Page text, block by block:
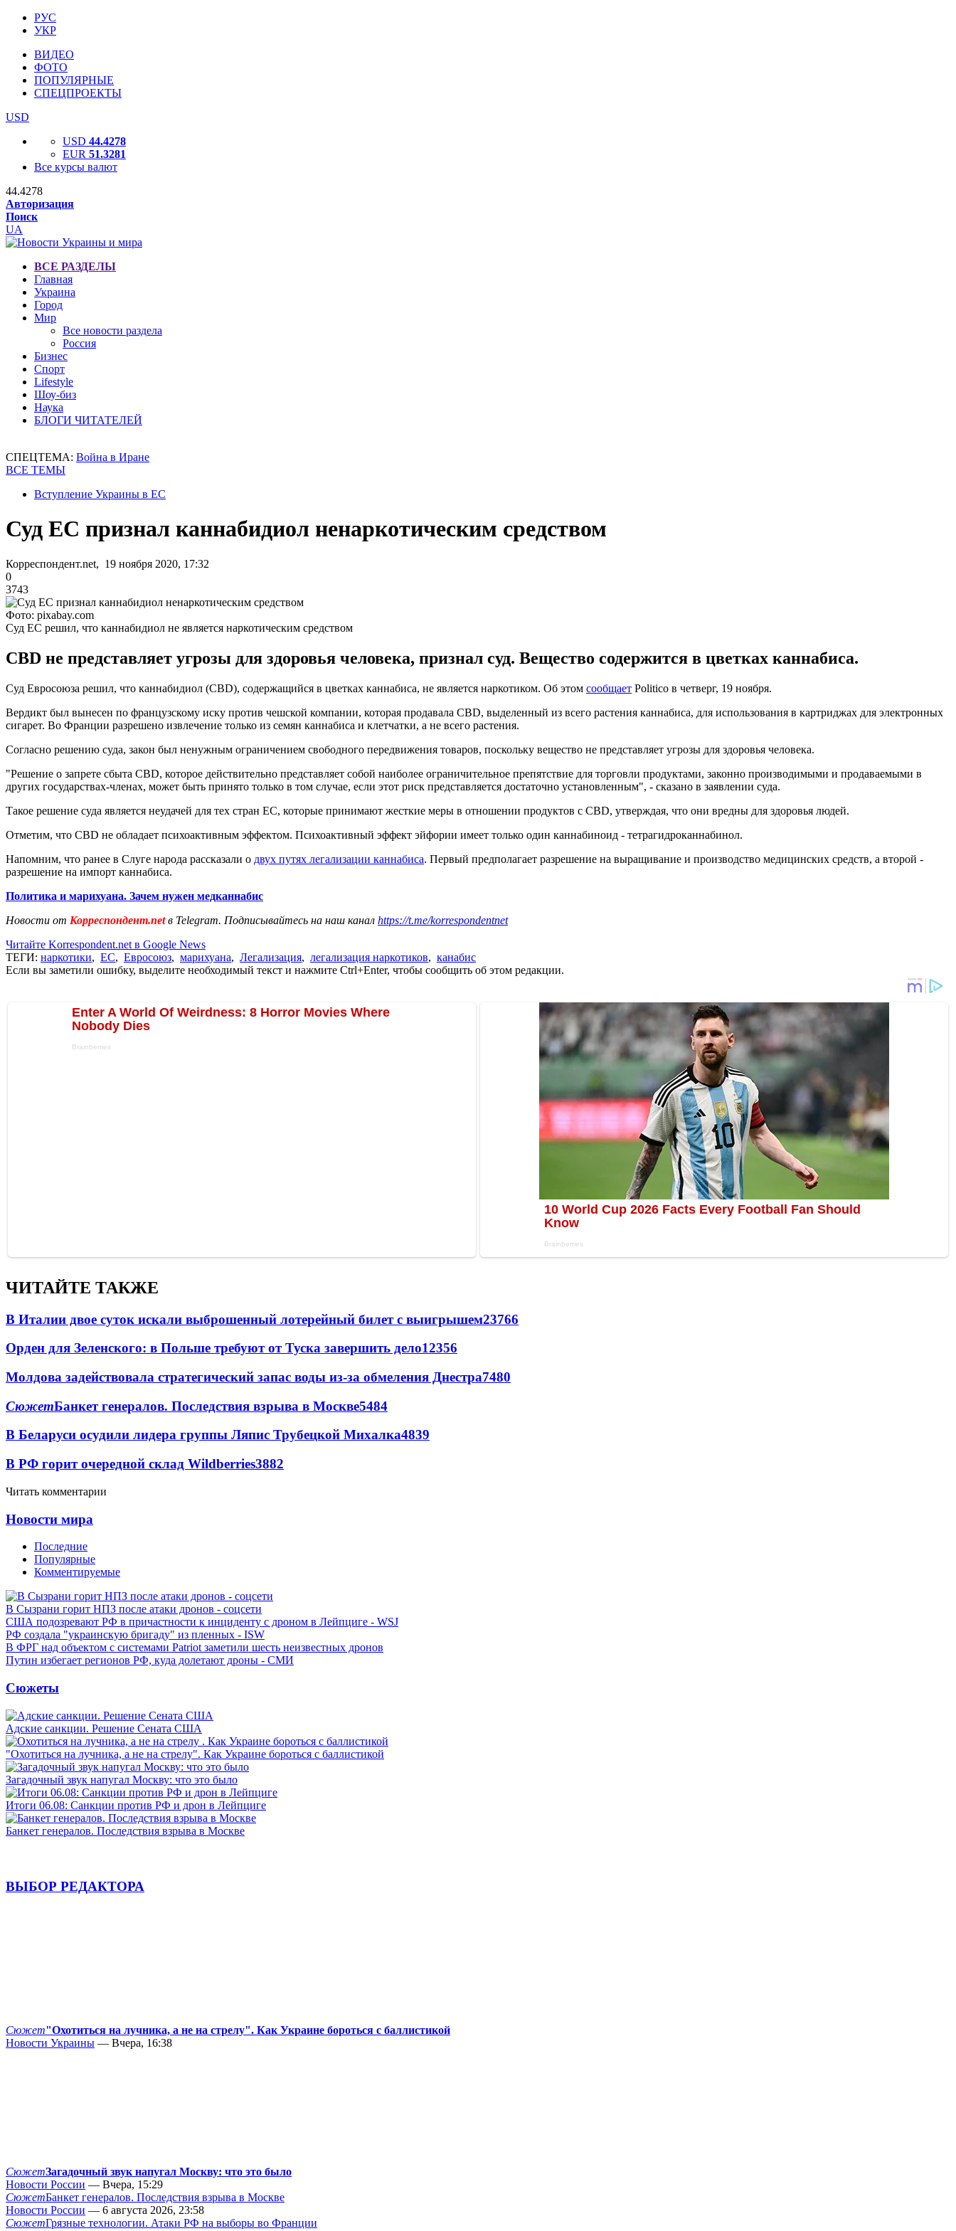
РУС
УКР
ВИДЕО
ФОТО
ПОПУЛЯРНЫЕ
СПЕЦПРОЕКТЫ
USD
USD 44.4278
EUR 51.3281
Все курсы валют
44.4278
Авторизация
Поиск
UA
ВСЕ РАЗДЕЛЫ
Главная
Украина
Город
Мир
Все новости раздела
Россия
Бизнес
Спорт
Lifestyle
Шоу-биз
Наука
БЛОГИ ЧИТАТЕЛЕЙ
СПЕЦТЕМА: Война в Иране
ВСЕ ТЕМЫ
Вступление Украины в ЕС
Суд ЕС признал каннабидиол ненаркотическим средством
Корреспондент.net, 19 ноября 2020, 17:32
0
3743
Фото: pixabay.com
Суд ЕС решил, что каннабидиол не является наркотическим средством
CBD не представляет угрозы для здоровья человека, признал суд. Вещество содержится в цветках каннабиса.
Cуд Евросоюза решил, что каннабидиол (CBD), содержащийся в цветках каннабиса, не является наркотиком. Об этом сообщает Politico в четверг, 19 ноября.
Вердикт был вынесен по французскому иску против чешской компании, которая продавала CBD, выделенный из всего растения каннабиса, для использования в картриджах для электронных
сигарет. Во Франции разрешено извлечение только из семян каннабиса и клетчатки, а не всего растения.
Согласно решению суда, закон был ненужным ограничением свободного передвижения товаров, поскольку вещество не представляет угрозы для здоровья человека.
"Решение о запрете сбыта CBD, которое действительно представляет собой наиболее ограничительное препятствие для торговли продуктами, законно производимыми и продаваемыми в
других государствах-членах, может быть принято только в том случае, если этот риск представляется достаточно установленным", - сказано в заявлении суда.
Такое решение суда является неудачей для тех стран ЕС, которые принимают жесткие меры в отношении продуктов с CBD, утверждая, что они вредны для здоровья людей.
Отметим, что CBD не обладает психоактивным эффектом. Психоактивный эффект эйфории имеет только один каннабиноид - тетрагидроканнабинол.
Напомним, что ранее в Слуге народа рассказали о двух путях легализации каннабиса. Первый предполагает разрешение на выращивание и производство медицинских средств, а второй -
разрешение на импорт каннабиса.
Политика и марихуана. Зачем нужен медканнабис
Новости от Корреспондент.netв Telegram. Подписывайтесь на наш канал https://t.me/korrespondentnet
Читайте Korrespondent.net в Google News
ТЕГИ: наркотики, ЕС, Евросоюз, марихуана, Легализация, легализация наркотиков, канабис
Если вы заметили ошибку, выделите необходимый текст и нажмите Ctrl+Enter, чтобы сообщить об этом редакции.
ЧИТАЙТЕ ТАКЖЕ
В Италии двое суток искали выброшенный лотерейный билет с выигрышем23766
Орден для Зеленского: в Польше требуют от Туска завершить дело12356
Молдова задействовала стратегический запас воды из-за обмеления Днестра7480
СюжетБанкет генералов. Последствия взрыва в Москве5484
В Беларуси осудили лидера группы Ляпис Трубецкой Михалка4839
В РФ горит очередной склад Wildberries3882
Читать комментарии
Новости мира
Последние
Популярные
Комментируемые
В Сызрани горит НПЗ после атаки дронов - соцсети
США подозревают РФ в причастности к инциденту с дроном в Лейпциге - WSJ
РФ создала "украинскую бригаду" из пленных - ISW
В ФРГ над объектом с системами Patriot заметили шесть неизвестных дронов
Путин избегает регионов РФ, куда долетают дроны - СМИ
Сюжеты
Адские санкции. Решение Сената США
"Охотиться на лучника, а не на стрелу". Как Украине бороться с баллистикой
Загадочный звук напугал Москву: что это было
Итоги 06.08: Санкции против РФ и дрон в Лейпциге
Банкет генералов. Последствия взрыва в Москве
ВЫБОР РЕДАКТОРА
Сюжет"Охотиться на лучника, а не на стрелу". Как Украине бороться с баллистикой
Новости Украины — Вчера, 16:38
СюжетЗагадочный звук напугал Москву: что это было
Новости России — Вчера, 15:29
СюжетБанкет генералов. Последствия взрыва в Москве
Новости России — 6 августа 2026, 23:58
СюжетГрязные технологии. Атаки РФ на выборы во Франции